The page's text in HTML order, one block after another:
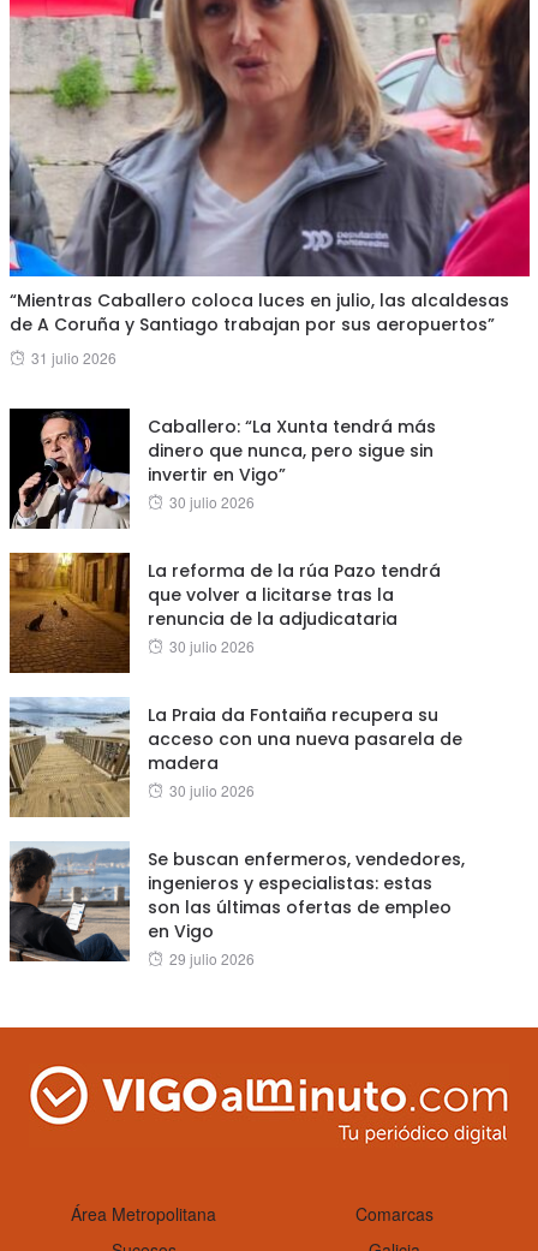
“Mientras Caballero coloca luces en julio, las alcaldesas
de A Coruña y Santiago trabajan por sus aeropuertos”
Posted
31 julio 2026
Caballero: “La Xunta tendrá más
dinero que nunca, pero sigue sin
invertir en Vigo”
Posted
30 julio 2026
La reforma de la rúa Pazo tendrá
que volver a licitarse tras la
renuncia de la adjudicataria
Posted
30 julio 2026
La Praia da Fontaiña recupera su
acceso con una nueva pasarela de
madera
Posted
30 julio 2026
Se buscan enfermeros, vendedores,
ingenieros y especialistas: estas
son las últimas ofertas de empleo
en Vigo
Posted
29 julio 2026
Área Metropolitana
Comarcas